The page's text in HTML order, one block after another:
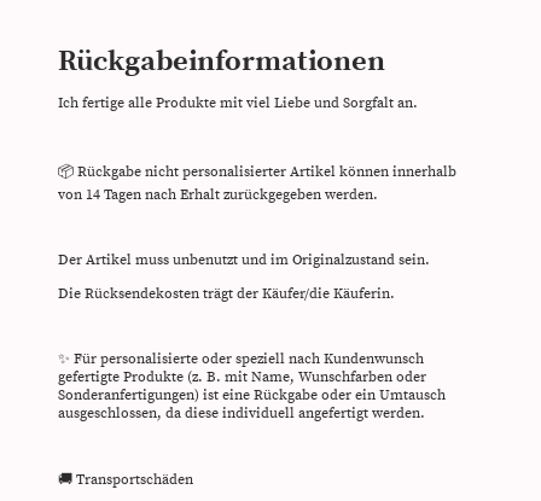
Rückgabeinformationen
Ich fertige alle Produkte mit viel Liebe und Sorgfalt an.
📦 Rückgabe nicht personalisierter Artikel können innerhalb
von 14 Tagen nach Erhalt zurückgegeben werden.
Der Artikel muss unbenutzt und im Originalzustand sein.
Die Rücksendekosten trägt der Käufer/die Käuferin.
✨ Für personalisierte oder speziell nach Kundenwunsch
gefertigte Produkte (z. B. mit Name, Wunschfarben oder
Sonderanfertigungen) ist eine Rückgabe oder ein Umtausch
ausgeschlossen, da diese individuell angefertigt werden.
🚚 Transportschäden